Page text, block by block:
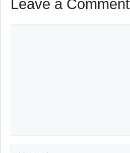
Leave a Comment